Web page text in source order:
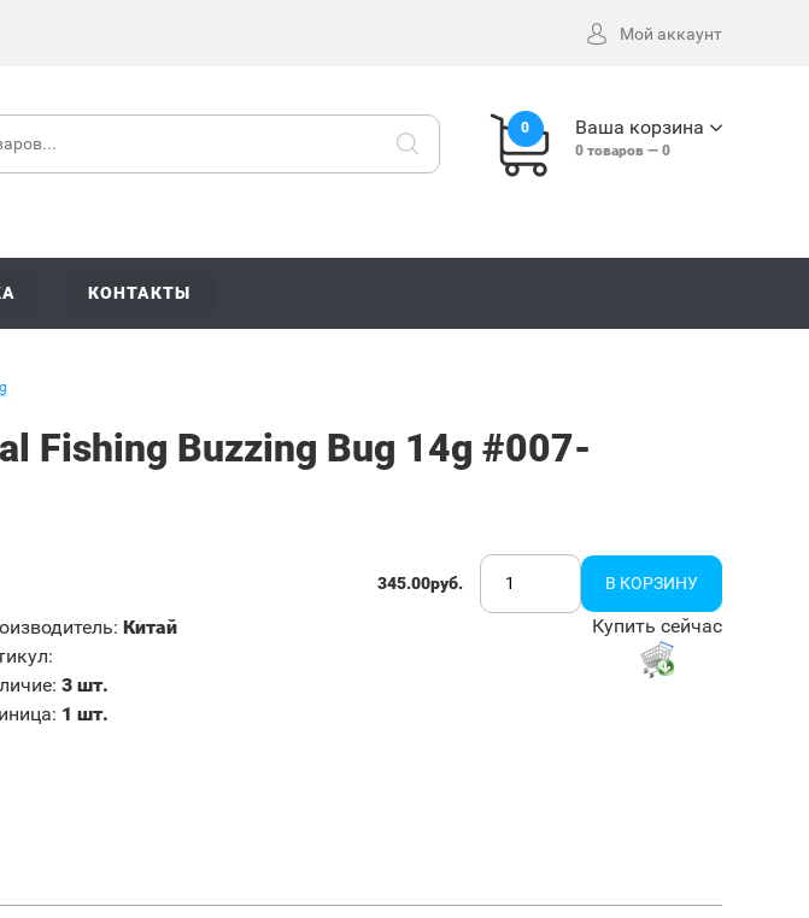
Мой аккаунт
0 Ваша корзина
0 товаров — 0
КОНТАКТЫ
Fishing Buzzing Bug 14g #007-
345.00руб.
: Китай
:
: 3 шт.
: 1 шт.
Купить сейчас